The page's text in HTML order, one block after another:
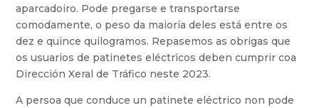
aparcadoiro. Pode pregarse e transportarse
comodamente, o peso da maioría deles está entre os
dez e quince quilogramos. Repasemos as obrigas que
os usuarios de patinetes eléctricos deben cumprir coa
Dirección Xeral de Tráfico neste 2023.
A persoa que conduce un patinete eléctrico non pode